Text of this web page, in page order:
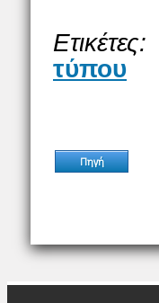
τύπου
Πηγή